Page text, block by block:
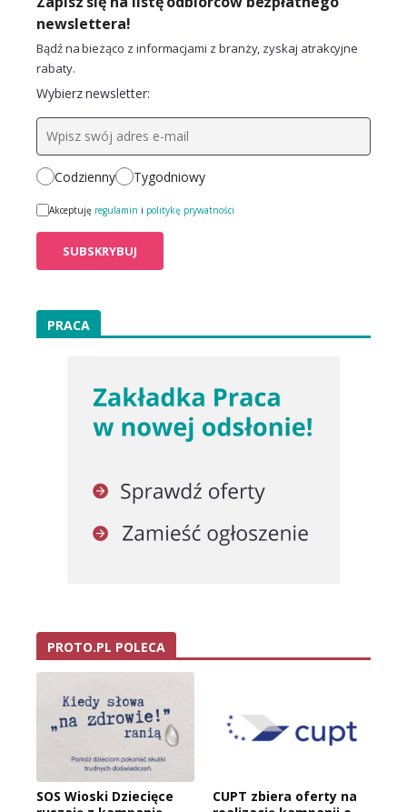
newslettera!
Bądź na bieżąco z informacjami z branży, zyskaj atrakcyjne
rabaty.
Wybierz newsletter:
Codzienny Tygodniowy
Akceptuję regulamin i politykę prywatności
PRACA
PROTO.PL POLECA
SOS Wioski Dziecięce
CUPT zbiera oferty na